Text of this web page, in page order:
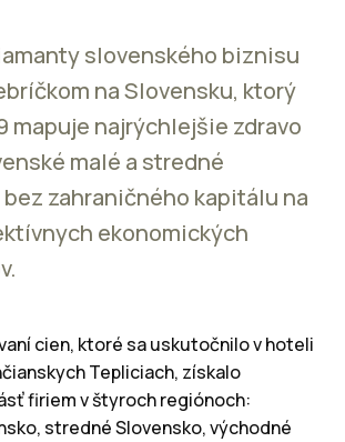
slovenského biznisu
na Slovensku, ktorý
mapuje najrýchlejšie zdravo
malé a stredné
zahraničného kapitálu na
ekonomických
cien, ktoré sa uskutočnilo v hoteli
Tepliciach, získalo
firiem v štyroch regiónoch:
stredné Slovensko, východné